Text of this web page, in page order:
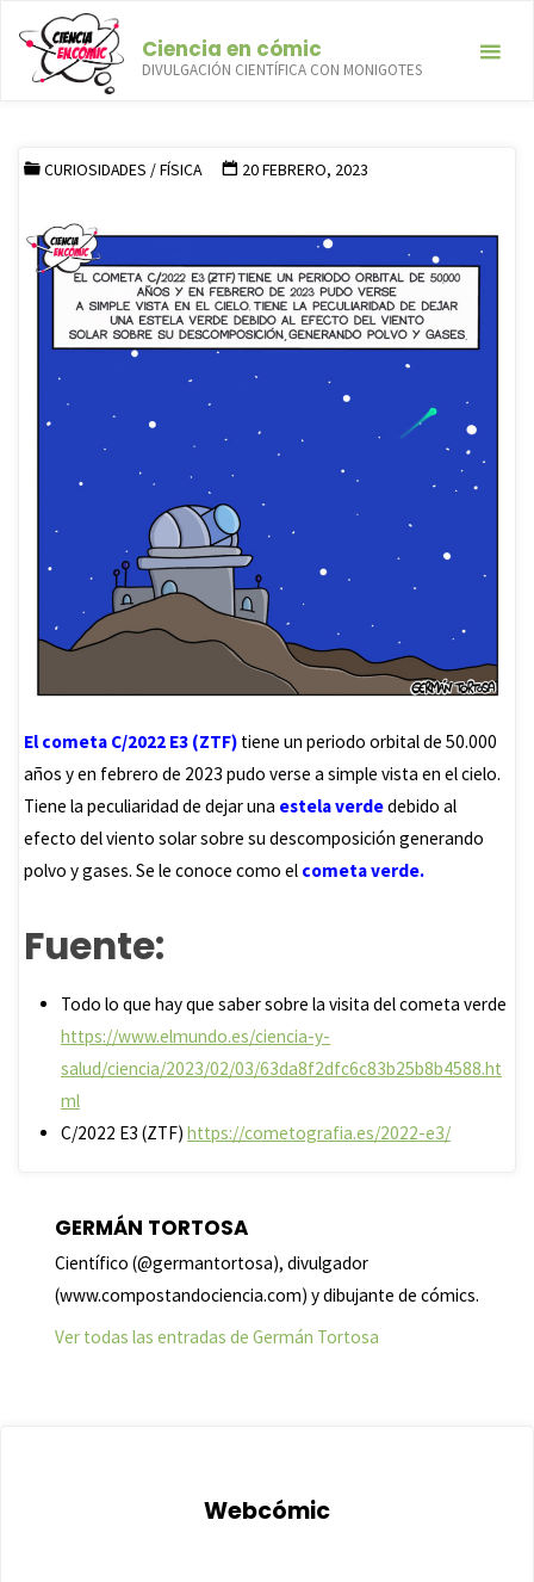
contenido
Ciencia en cómic
DIVULGACIÓN CIENTÍFICA CON MONIGOTES
El cometa verde
CURIOSIDADES /FÍSICA 20 FEBRERO, 2023
El cometa C/2022 E3 (ZTF) tiene un periodo orbital de 50.000
años y en febrero de 2023 pudo verse a simple vista en el cielo.
Tiene la peculiaridad de dejar una estela verdedebido al
efecto del viento solar sobre su descomposición generando
polvo y gases. Se le conoce como el cometa verde.
Fuente:
Todo lo que hay que saber sobre la visita del cometa verde
https://www.elmundo.es/ciencia-y-
salud/ciencia/2023/02/03/63da8f2dfc6c83b25b8b4588.ht
ml
C/2022 E3 (ZTF)https://cometografia.es/2022-e3/
GERMÁN TORTOSA
Científico (@germantortosa), divulgador
(www.compostandociencia.com) y dibujante de cómics.
Ver todas las entradas de Germán Tortosa
Webcómic